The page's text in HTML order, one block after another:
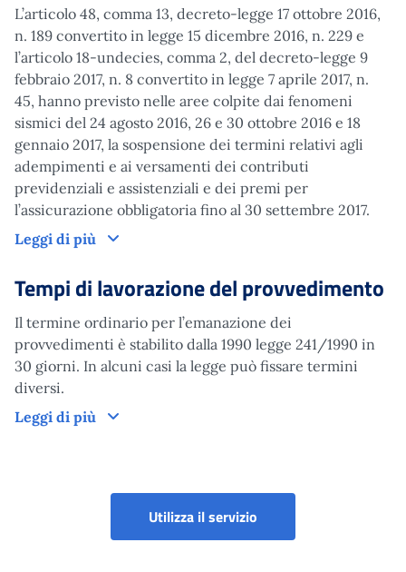
L’articolo 48, comma 13, decreto-legge 17 ottobre 2016,
n. 189 convertito in legge 15 dicembre 2016, n. 229 e
l’articolo 18-undecies, comma 2, del decreto-legge 9
febbraio 2017, n. 8 convertito in legge 7 aprile 2017, n.
45, hanno previsto nelle aree colpite dai fenomeni
sismici del 24 agosto 2016, 26 e 30 ottobre 2016 e 18
gennaio 2017, la sospensione dei termini relativi agli
adempimenti e ai versamenti dei contributi
previdenziali e assistenziali e dei premi per
l’assicurazione obbligatoria fino al 30 settembre 2017.
Leggi di più
Altre informazioni
Tempi di lavorazione del provvedimento
Il termine ordinario per l’emanazione dei
provvedimenti è stabilito dalla 1990 legge 241/1990 in
30 giorni. In alcuni casi la legge può fissare termini
diversi.
Leggi di più
Tempi di lavorazione del provvedimento
Utilizza il servizio